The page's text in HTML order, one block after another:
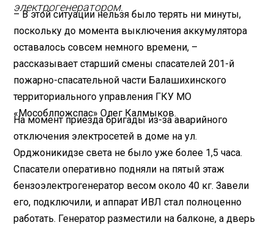
электрогенератором.
– В этой ситуации нельзя было терять ни минуты,
поскольку до момента выключения аккумулятора
оставалось совсем немного времени, –
рассказывает старший смены спасателей 201-й
пожарно-спасательной части Балашихинского
территориального управления ГКУ МО
«Мособлпожспас» Олег Калмыков.
На момент приезда бригады из-за аварийного
отключения электросетей в доме на ул.
Орджоникидзе света не было уже более 1,5 часа.
Спасатели оперативно подняли на пятый этаж
бензоэлектрогенератор весом около 40 кг. Завели
его, подключили, и аппарат ИВЛ стал полноценно
работать. Генератор разместили на балконе, а дверь